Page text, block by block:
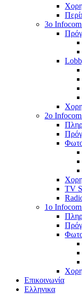
3o
2o
TV
1o
Επικοινωνία
Ελληνικα